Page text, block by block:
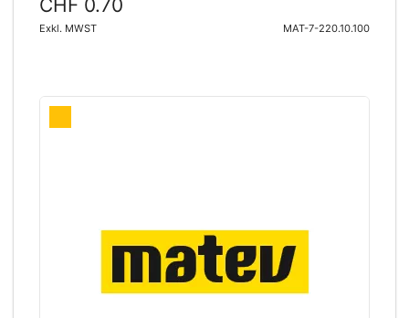
CHF 0.70
Exkl. MWST MAT-7-220.10.100